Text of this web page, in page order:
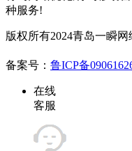
种服务!
版权所有2024青岛一瞬网
备案号： 鲁ICP备
在线
客服